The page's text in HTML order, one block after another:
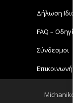
Δήλωση
FAQ –
Σύνδεσμοι